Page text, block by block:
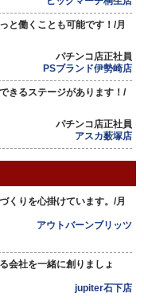
と働くことも可能です！/月
パチンコ店正社員
PSブランド伊勢崎店
きるステージがあります！/
パチンコ店正社員
アスカ薮塚店
くりを心掛けています。/月
アウトバーンブリッツ
会社を一緒に創りましょ
jupiter石下店